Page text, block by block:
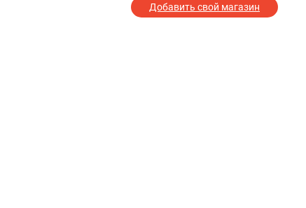
Добавить свой магазин